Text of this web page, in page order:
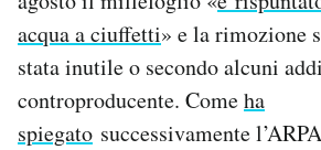
acqua a ciuffetti» e la rimozione
stata inutile o secondo alcuni
controproducente. Comeha
spiegato successivamente